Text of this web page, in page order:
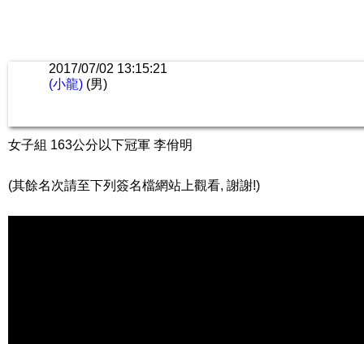
2017/07/02 13:15:21
(小龍) (男)
女子組 163公分以下冠軍 李佾明
(其餘名次請至下列簽名檔網站上觀看, 謝謝!)